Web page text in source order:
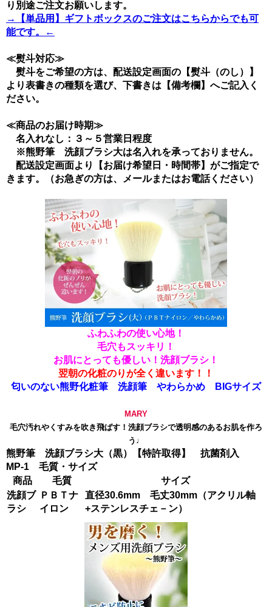
り別途ご注文お願いします。
→【単品用】ギフトボックスのご注文はこちらからでも可
能です。←
≪熨斗対応≫
熨斗をご希望の方は、配送設定画面の【熨斗（のし）】
より表書きの種類を選び、下書きは【備考欄】へご記入く
ださい。
≪商品のお届け時期≫
名入れなし：３～５営業日程度
※熊野筆 洗顔ブラシ大は名入れを承っておりません。
配送設定画面より【お届け希望日・時間帯】がご指定で
きます。（お急ぎの方は、メールまたはお電話ください）
ふわふわの使い心地！
毛穴もスッキリ！
お肌にとっても優しい！洗顔ブラシ！
翌朝の化粧のりが全く違います！！
匂いのない熊野化粧筆 洗顔筆 やわらかめ BIGサイズ
MARY
毛穴汚れやくすみを吹き飛ばす！洗顔ブラシで透明感のあるお肌を作ろ
う♩
熊野筆 洗顔ブラシ大（黒）【特許取得】 抗菌剤入
MP-1 毛質・サイズ
商品
毛質
サイズ
洗顔ブ
ラシ
ＰＢＴナ
イロン
直径30.6mm 毛丈30mm（アクリル軸
+ステンレスチェ－ン）